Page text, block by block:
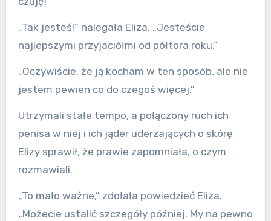
„Tak jesteś!” nalegała Eliza. „Jesteście
najlepszymi przyjaciółmi od półtora roku.”
„Oczywiście, że ją kocham w ten sposób, ale nie
jestem pewien co do czegoś więcej.”
Utrzymali stałe tempo, a połączony ruch ich
penisa w niej i ich jąder uderzających o skórę
Elizy sprawił, że prawie zapomniała, o czym
rozmawiali.
„To mało ważne,” zdołała powiedzieć Eliza.
„Możecie ustalić szczegóły później. My na pewno